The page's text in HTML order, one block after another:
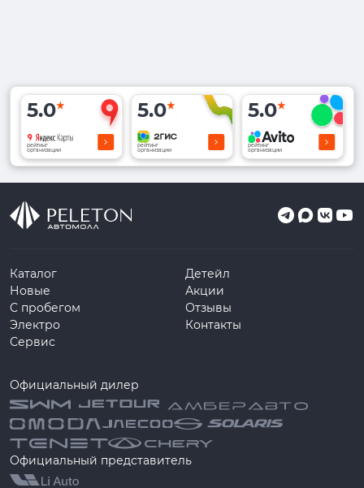
5.0
рейтинг
организации
5.0
рейтинг
организации
5.0
рейтинг
организации
Каталог
Новые
С пробегом
Электро
Сервис
Детейл
Акции
Отзывы
Контакты
Официальный дилер
Официальный представитель